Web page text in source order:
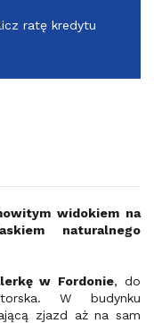
ratę kredytu
widokiem na
naturalnego
w Fordonie, do
W budynku
zjazd aż na sam